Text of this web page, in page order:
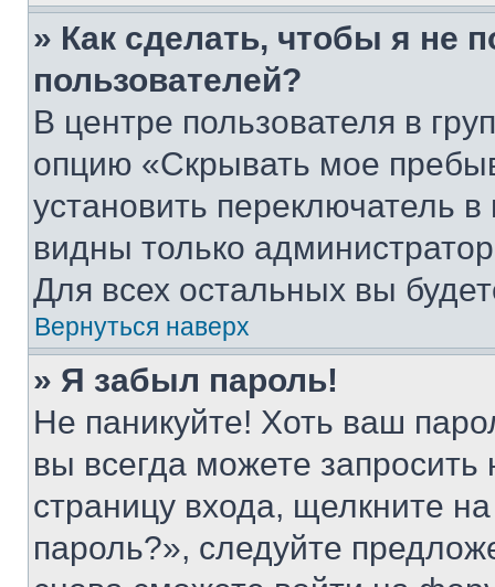
» Как сделать, чтобы я не
пользователей?
В центре пользователя в
опцию «Скрывать мое
установить переключатель
видны только
Для всех остальных вы
Вернуться наверх
» Я забыл пароль!
Не паникуйте! Хоть ваш
вы всегда можете
страницу входа, щелкните
пароль?», следуйте